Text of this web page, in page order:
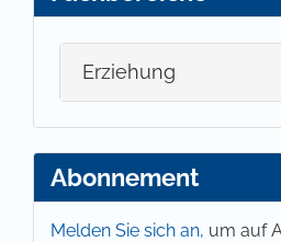
Erziehung
Abonnement
Melden Sie sich an, um auf